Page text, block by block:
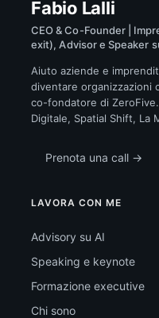
Fabio Lalli
CEO & Co-Founder |
exit), Advisor e Speaker
Aiuto aziende e
diventare organizzazioni
co-fondatore di
Digitale, Spatial Shift, La
Prenota una call →
LAVORA CON ME
Advisory su AI
Speaking e keynote
Formazione executive
Chi sono